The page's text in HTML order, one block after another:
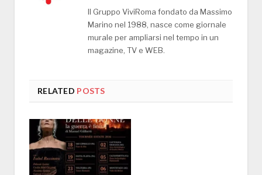
Il Gruppo ViviRoma fondato da Massimo
Marino nel 1988, nasce come giornale
murale per ampliarsi nel tempo in un
magazine, TV e WEB.
RELATED POSTS